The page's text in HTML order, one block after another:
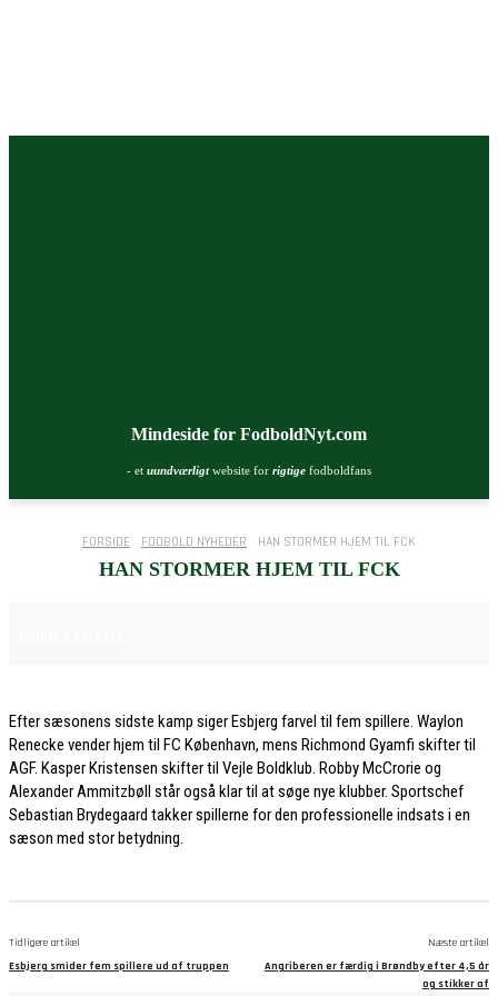
Mindeside for FodboldNyt.com
- et uundværligtwebsite for rigtige fodboldfans
FORSIDE FODBOLD NYHEDER HAN STORMER HJEM TIL FCK
HAN STORMER HJEM TIL FCK
Efter sæsonens sidste kamp siger Esbjerg farvel til fem spillere. Waylon
Renecke vender hjem til FC København, mens Richmond Gyamfi skifter til
AGF. Kasper Kristensen skifter til Vejle Boldklub. Robby McCrorie og
Alexander Ammitzbøll står også klar til at søge nye klubber. Sportschef
Sebastian Brydegaard takker spillerne for den professionelle indsats i en
sæson med stor betydning.
Tidligere artikel
Esbjerg smider fem spillere ud af truppen
Næste artikel
Angriberen er færdig i Brøndby efter 4,5 år
og stikker af